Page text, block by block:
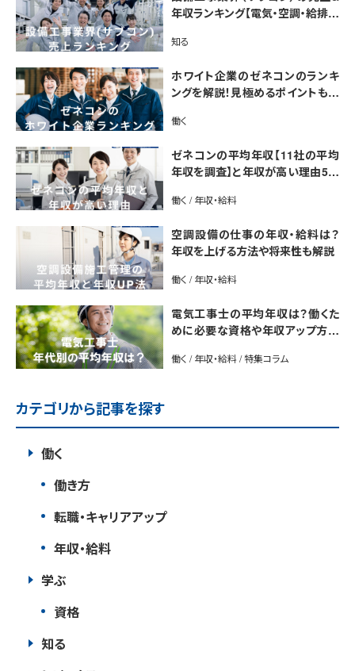
年収ランキング【電気・空調・給排水
市場規模も解説
知る
ホワイト企業のゼネコンのランキ
ングを解説！見極めるポイントも紹
働く
ゼネコンの平均年収【11社の平均
年収を調査】と年収が高い理由5選
働く / 年収・給料
空調設備の仕事の年収・給料は？
年収を上げる方法や将来性も解説
働く / 年収・給料
電気工事士の平均年収は？働くた
めに必要な資格や年収アップ方法
働く / 年収・給料 / 特集コラム
カテゴリから記事を探す
働く
働き方
転職・キャリアアップ
年収・給料
学ぶ
資格
知る